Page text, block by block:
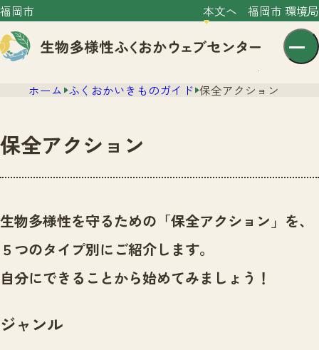
福岡市 本文へ 福岡市 環境局
センター紹介
センター紹介TOP
サイトポリシー
ニュース
ニュースTOP
市の取組み
いきものガイド
注目のいきもの
ホーム ふくおかいきものガイド 保全アクション
保全アクション
生物多様性を守るための「保全アクション」を、
５つのタイプ別にご紹介します。
自分にできることから始めてみましょう！
ジャンル